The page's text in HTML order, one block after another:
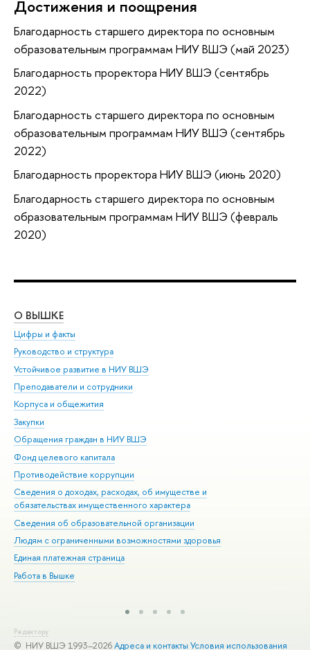
Достижения и поощрения
Благодарность старшего директора по основным
образовательным программам НИУ ВШЭ (май 2023)
Благодарность проректора НИУ ВШЭ (сентябрь
2022)
Благодарность старшего директора по основным
образовательным программам НИУ ВШЭ (сентябрь
2022)
Благодарность проректора НИУ ВШЭ (июнь 2020)
Благодарность старшего директора по основным
образовательным программам НИУ ВШЭ (февраль
2020)
О ВЫШКЕ
Цифры и факты
Руководство и структура
Устойчивое развитие в НИУ ВШЭ
Преподаватели и сотрудники
Корпуса и общежития
Закупки
Обращения граждан в НИУ ВШЭ
Фонд целевого капитала
Противодействие коррупции
Сведения о доходах, расходах, об имуществе и
обязательствах имущественного характера
Сведения об образовательной организации
Людям с ограниченными возможностями здоровья
Единая платежная страница
Работа в Вышке
Редактору
© НИУ ВШЭ 1993–2026Адреса и контакты Условия использования